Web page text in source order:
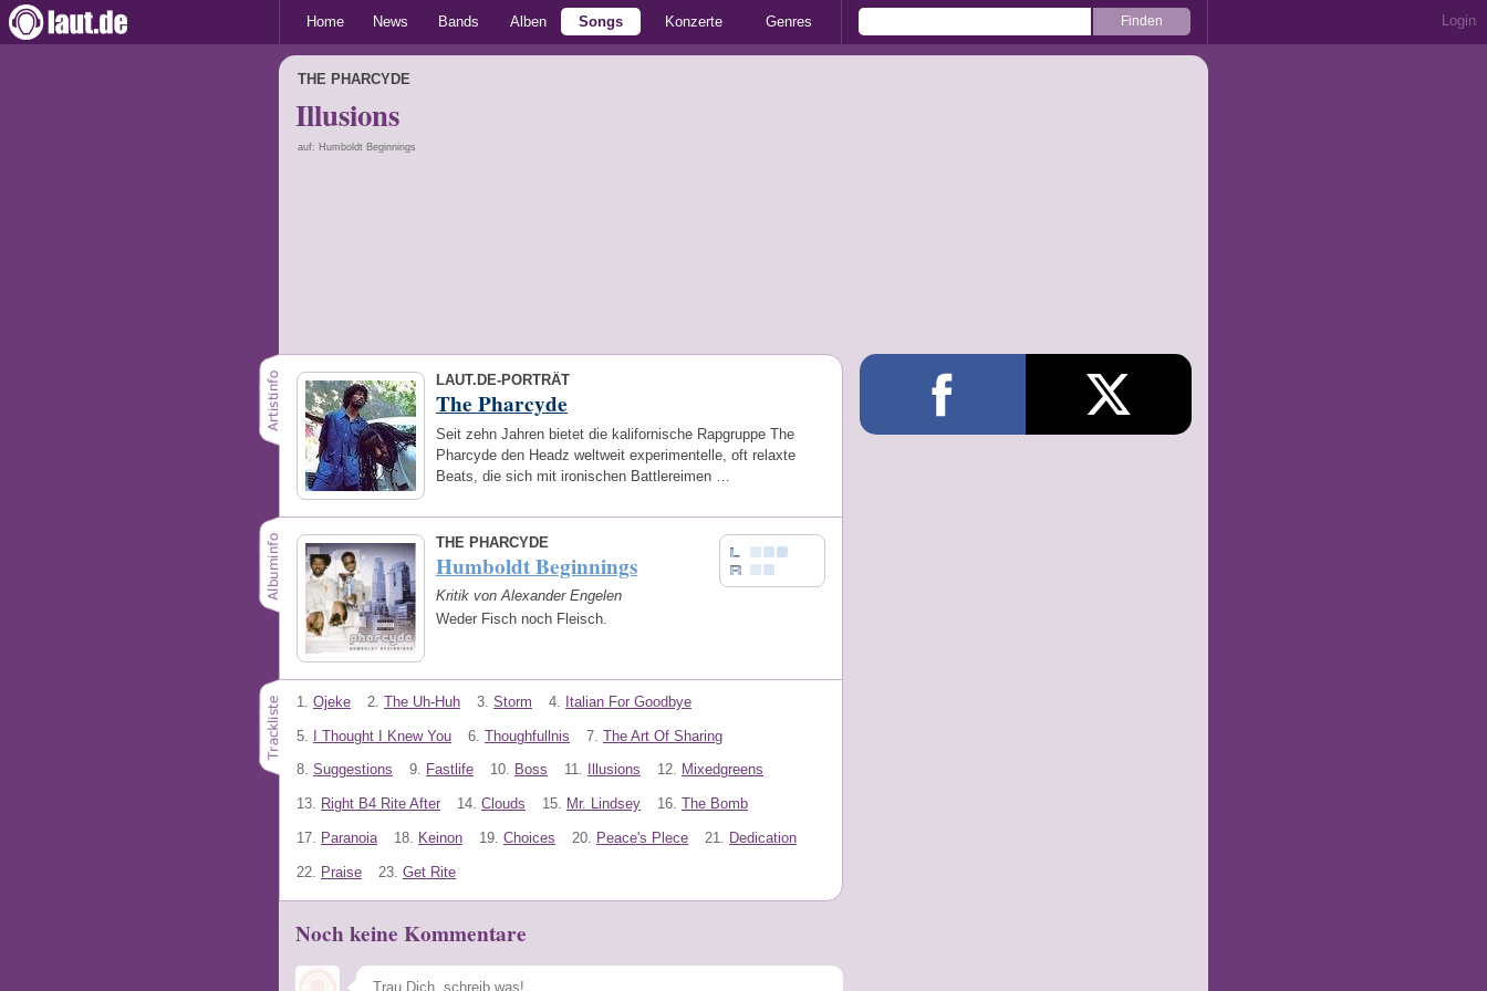
Home News Bands Alben Songs Konzerte Genres Login
THE PHARCYDE
Illusions
auf: Humboldt Beginnings
LAUT.DE-PORTRÄT
The Pharcyde
Seit zehn Jahren bietet die kalifornische Rapgruppe The
Pharcyde den Headz weltweit experimentelle, oft relaxte
Beats, die sich mit ironischen Battlereimen …
THE PHARCYDE
Humboldt Beginnings
Kritik von Alexander Engelen
Weder Fisch noch Fleisch.
1. Ojeke 2. The Uh-Huh 3. Storm 4. Italian For Goodbye
5. I Thought I Knew You 6. Thoughfullnis 7. The Art Of Sharing
8. Suggestions 9. Fastlife 10. Boss 11. Illusions 12. Mixedgreens
13. Right B4 Rite After 14. Clouds 15. Mr. Lindsey 16. The Bomb
17. Paranoia 18. Keinon 19. Choices 20. Peace's Plece 21. Dedication
22. Praise 23. Get Rite
Noch keine Kommentare